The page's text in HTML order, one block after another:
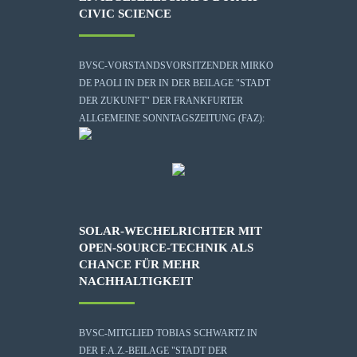
CIVIC SCIENCE
BVSC-VORSTANDSVORSITZENDER MIRKO
DE PAOLI IN DER IN DER BEILAGE "STADT
DER ZUKUNFT" DER FRANKFURTER
ALLGEMEINE SONNTAGSZEITUNG (FAZ):
SOLAR-WECHELRICHTER MIT
OPEN-SOURCE-TECHNIK ALS
CHANCE FÜR MEHR
NACHHALTIGKEIT
BVSC-MITGLIED TOBIAS SCHWARTZ IN
DER F.A.Z.-BEILAGE "STADT DER